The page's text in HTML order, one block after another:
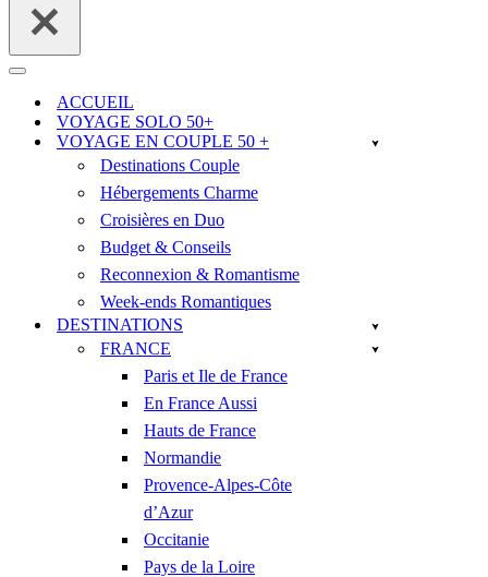
Menu
navigationACCUEIL
VOYAGE SOLO 50+
VOYAGE EN COUPLE 50 +
Destinations Couple
Hébergements Charme
Croisières en Duo
Budget & Conseils
Reconnexion & Romantisme
Week-ends Romantiques
DESTINATIONS
FRANCE
Paris et Ile de France
En France Aussi
Hauts de France
Normandie
Provence-Alpes-Côte
d’Azur
Occitanie
Pays de la Loire